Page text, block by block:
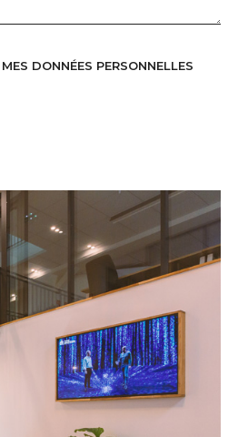
DONNÉES PERSONNELLES